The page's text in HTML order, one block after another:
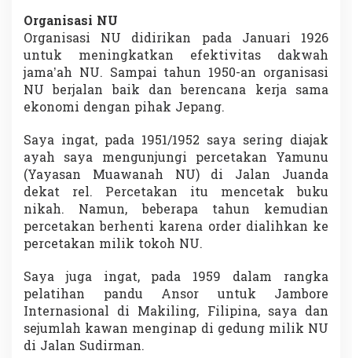
Organisasi NU
Organisasi NU didirikan pada Januari 1926
untuk meningkatkan efektivitas dakwah
jama’ah NU. Sampai tahun 1950-an organisasi
NU berjalan baik dan berencana kerja sama
ekonomi dengan pihak Jepang.
Saya ingat, pada 1951/1952 saya sering diajak
ayah saya mengunjungi percetakan Yamunu
(Yayasan Muawanah NU) di Jalan Juanda
dekat rel. Percetakan itu mencetak buku
nikah. Namun, beberapa tahun kemudian
percetakan berhenti karena order dialihkan ke
percetakan milik tokoh NU.
Saya juga ingat, pada 1959 dalam rangka
pelatihan pandu Ansor untuk Jambore
Internasional di Makiling, Filipina, saya dan
sejumlah kawan menginap di gedung milik NU
di Jalan Sudirman.